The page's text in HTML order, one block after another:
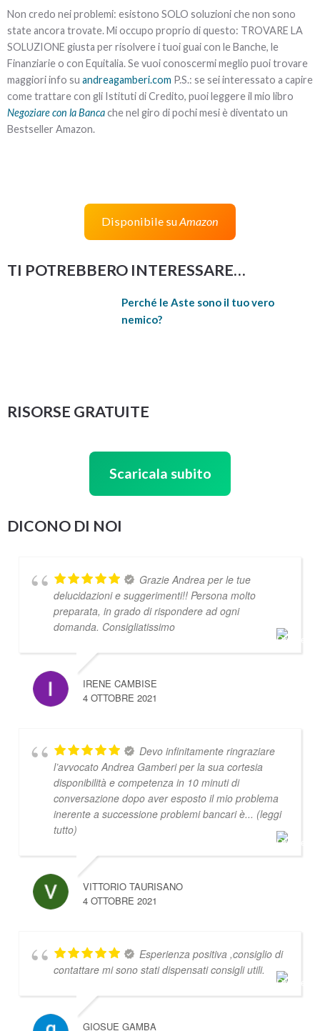
Non credo nei problemi: esistono SOLO soluzioni che non sono
state ancora trovate. Mi occupo proprio di questo: TROVARE LA
SOLUZIONE giusta per risolvere i tuoi guai con le Banche, le
Finanziarie o con Equitalia. Se vuoi conoscermi meglio puoi trovare
maggiori info su andreagamberi.com P.S.: se sei interessato a capire
come trattare con gli Istituti di Credito, puoi leggere il mio libro
Negoziare con la Bancache nel giro di pochi mesi è diventato un
Bestseller Amazon.
Disponibile suAmazon
TI POTREBBERO INTERESSARE…
Perché le Aste sono il tuo vero
nemico?
RISORSE GRATUITE
Scaricala subito
DICONO DI NOI
Grazie Andrea per le tue
delucidazioni e suggerimenti!! Persona molto
preparata, in grado di rispondere ad ogni
domanda. Consigliatissimo
IRENE CAMBISE
4 OTTOBRE 2021
Devo infinitamente ringraziare
l’avvocato Andrea Gamberi per la sua cortesia
disponibilità e competenza in 10 minuti di
conversazione dopo aver esposto il mio problema
inerente a successione problemi bancari è... (leggi
tutto)
VITTORIO TAURISANO
4 OTTOBRE 2021
Esperienza positiva ,consiglio di
contattare mi sono stati dispensati consigli utili.
GIOSUE GAMBA